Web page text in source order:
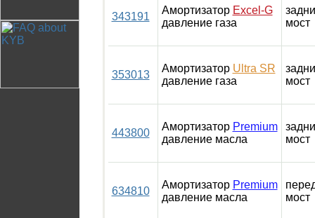
343191
Амортизатор Excel-G
давление газа
мост
353013
Амортизатор Ultra SR
давление газа
мост
443800
Амортизатор Premium
давление масла
мост
634810
Амортизатор Premium
давление масла
мост